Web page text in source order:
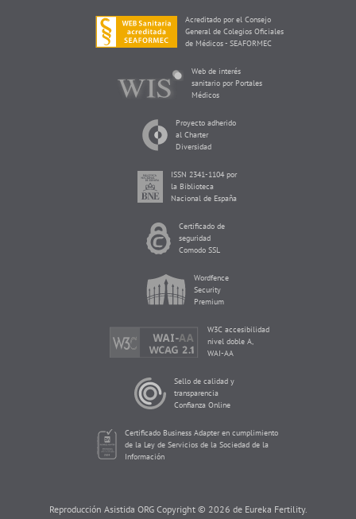
Acreditado por el Consejo
General de Colegios Oficiales
de Médicos - SEAFORMEC
Web de interés
sanitario por Portales
Médicos
Proyecto adherido
al Charter
Diversidad
ISSN 2341-1104 por
la Biblioteca
Nacional de España
Certificado de
seguridad
Comodo SSL
Wordfence
Security
Premium
W3C accesibilidad
nivel doble A,
WAI-AA
Sello de calidad y
transparencia
Confianza Online
Certificado Business Adapter en cumplimiento
de la Ley de Servicios de la Sociedad de la
Información
Reproducción Asistida ORG Copyright © 2026 de Eureka Fertility.